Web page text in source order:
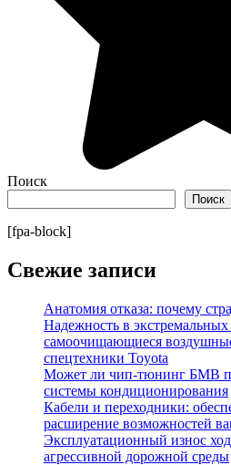
Поиск
Поиск
[fpa-block]
Свежие записи
Анатомия отказа: почему
Надежность в экстремальных
самоочищающиеся
спецтехники Toyota
Может ли чип-тюнинг БМВ
системы кондиционирования
Кабели и переходники:
расширение возможностей
Эксплуатационный износ
агрессивной дорожной среды